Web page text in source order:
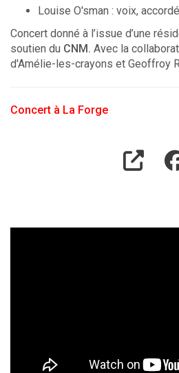
Louise O'sman : voix,
Concert donné à l’issue d’une
soutien du CNM. Avec la
d'Amélie-les-crayons et Geoffroy
Concert à La Forge